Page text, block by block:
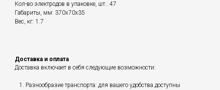
Кол-во электродов в упаковке, шт.: 47
Габариты, мм: 370x70x35
Вес, кг: 1.7
Доставка и оплата
Доставка включает в себя следующие возможности:
Разнообразие транспорта: для вашего удобства доступны